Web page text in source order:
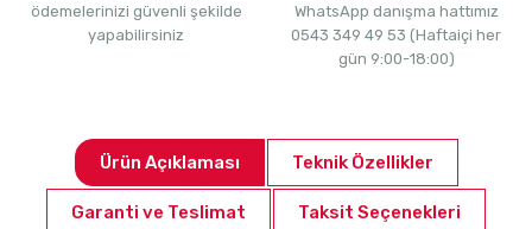
ödemelerinizi güvenli şekilde
yapabilirsiniz
WhatsApp danışma hattımız
0543 349 49 53 (Haftaiçi her
gün 9:00-18:00)
Ürün Açıklaması Teknik Özellikler
Garanti ve Teslimat Taksit Seçenekleri